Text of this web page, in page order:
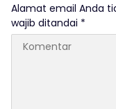
Alamat email Anda
wajib ditandai *